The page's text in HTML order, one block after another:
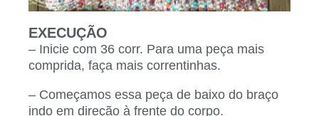
EXECUÇÃO
– Inicie com 36 corr. Para uma peça mais
comprida, faça mais correntinhas.
– Começamos essa peça de baixo do braço
indo em direção à frente do corpo.